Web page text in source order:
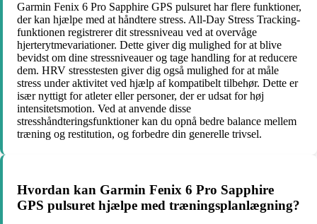
Garmin Fenix 6 Pro Sapphire GPS pulsuret har flere funktioner,
der kan hjælpe med at håndtere stress. All-Day Stress Tracking-
funktionen registrerer dit stressniveau ved at overvåge
hjerterytmevariationer. Dette giver dig mulighed for at blive
bevidst om dine stressniveauer og tage handling for at reducere
dem. HRV stresstesten giver dig også mulighed for at måle
stress under aktivitet ved hjælp af kompatibelt tilbehør. Dette er
især nyttigt for atleter eller personer, der er udsat for høj
intensitetsmotion. Ved at anvende disse
stresshåndteringsfunktioner kan du opnå bedre balance mellem
træning og restitution, og forbedre din generelle trivsel.
Hvordan kan Garmin Fenix 6 Pro Sapphire
GPS pulsuret hjælpe med træningsplanlægning?